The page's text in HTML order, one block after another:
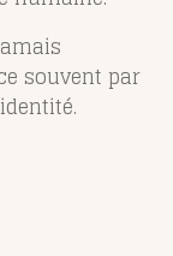
souvent par